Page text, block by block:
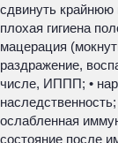
сдвинуть крайнюю
плохая гигиена
мацерация
раздражение,
числе, ИППП; •
ослабленная
состояние после